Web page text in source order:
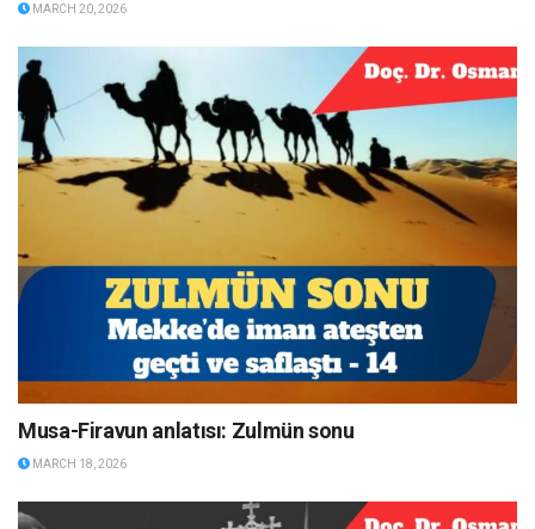
MARCH 20, 2026
Musa-Firavun anlatısı: Zulmün sonu
MARCH 18, 2026